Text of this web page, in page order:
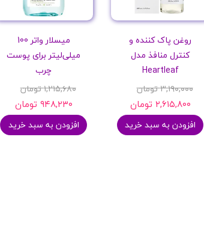
روغن پاک کننده و
کنترل منافذ مدل
Heartleaf
۳,۱۹۰,۰۰۰ تومان
۲,۶۱۵,۸۰۰ تومان
افزودن به سبد خرید
میسلار واتر 100
میلی‌لیتر برای پوست
چرب
۱,۲۱۵,۶۸۰ تومان
۹۴۸,۲۳۰ تومان
افزودن به سبد خرید